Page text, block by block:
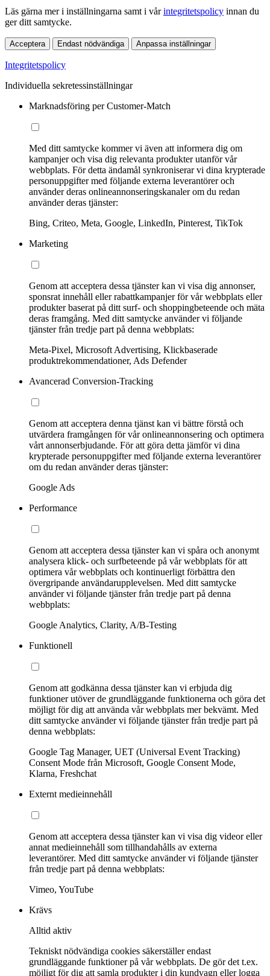
Läs gärna mer i inställningarna samt i vårintegritetspolicy innan du
ger ditt samtycke.
Acceptera Endast nödvändiga Anpassa inställningar
Integritetspolicy
Individuella sekretessinställningar
Marknadsföring per Customer-Match
Med ditt samtycke kommer vi även att informera dig om
kampanjer och visa dig relevanta produkter utanför vår
webbplats. För detta ändamål synkroniserar vi dina krypterade
personuppgifter med följande externa leverantörer och
använder deras onlineannonseringskanaler om du redan
använder deras tjänster:
Bing, Criteo, Meta, Google, LinkedIn, Pinterest, TikTok
Marketing
Genom att acceptera dessa tjänster kan vi visa dig annonser,
sponsrat innehåll eller rabattkampanjer för vår webbplats eller
produkter baserat på ditt surf- och shoppingbeteende och mäta
deras framgång. Med ditt samtycke använder vi följande
tjänster från tredje part på denna webbplats:
Meta-Pixel, Microsoft Advertising, Klickbaserade
produktrekommendationer, Ads Defender
Avancerad Conversion-Tracking
Genom att acceptera denna tjänst kan vi bättre förstå och
utvärdera framgången för vår onlineannonsering och optimera
vårt annonserbjudande. För att göra detta jämför vi dina
krypterade personuppgifter med följande externa leverantörer
om du redan använder deras tjänster:
Google Ads
Performance
Genom att acceptera dessa tjänster kan vi spåra och anonymt
analysera klick- och surfbeteende på vår webbplats för att
optimera vår webbplats och kontinuerligt förbättra den
övergripande användarupplevelsen. Med ditt samtycke
använder vi följande tjänster från tredje part på denna
webbplats:
Google Analytics, Clarity, A/B-Testing
Funktionell
Genom att godkänna dessa tjänster kan vi erbjuda dig
funktioner utöver de grundläggande funktionerna och göra det
möjligt för dig att använda vår webbplats mer bekvämt. Med
ditt samtycke använder vi följande tjänster från tredje part på
denna webbplats:
Google Tag Manager, UET (Universal Event Tracking)
Consent Mode från Microsoft, Google Consent Mode,
Klarna, Freshchat
Externt medieinnehåll
Genom att acceptera dessa tjänster kan vi visa dig videor eller
annat medieinnehåll som tillhandahålls av externa
leverantörer. Med ditt samtycke använder vi följande tjänster
från tredje part på denna webbplats:
Vimeo, YouTube
Krävs
Alltid aktiv
Tekniskt nödvändiga cookies säkerställer endast
grundläggande funktioner på vår webbplats. De gör det t.ex.
möjligt för dig att samla produkter i din kundvagn eller logga